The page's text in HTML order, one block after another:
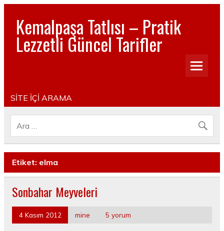
Kemalpaşa Tatlısı – Pratik
Lezzetli Güncel Tarifler
Pratik, lezzetli, Güncel, Resimli, Pasta- Yemek- Kurabiye-
SİTE İÇİ ARAMA
Etiket: elma
Sonbahar Meyveleri
4 Kasım 2012 mine 5 yorum